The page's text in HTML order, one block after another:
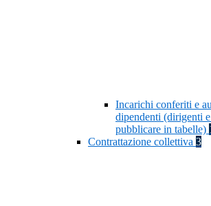
Incarichi conferiti e
dipendenti (dirigenti
pubblicare in tabelle)
Contrattazione collettiva 3